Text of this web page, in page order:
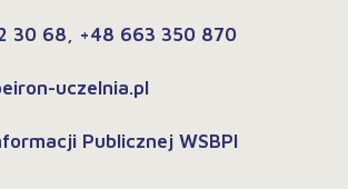
30 68, +48 663 350 870
uczelnia.pl
Publicznej WSBPI